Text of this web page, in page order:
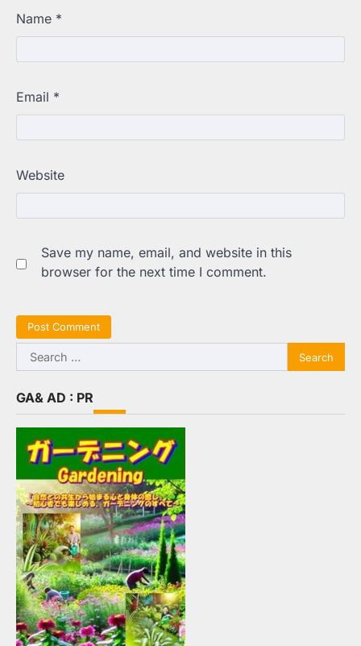
Name *
Email *
Website
Save my name, email, and website in this
browser for the next time I comment.
Search
for:
GA& AD : PR